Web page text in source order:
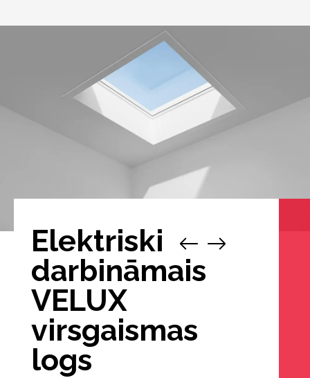
Elektriski
darbināmais
VELUX
virsgaismas
logs